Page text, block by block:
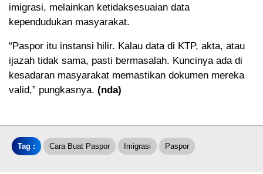
imigrasi, melainkan ketidaksesuaian data
kependudukan masyarakat.
“Paspor itu instansi hilir. Kalau data di KTP, akta, atau
ijazah tidak sama, pasti bermasalah. Kuncinya ada di
kesadaran masyarakat memastikan dokumen mereka
valid,” pungkasnya. (nda)
Tag : Cara Buat Paspor Imigrasi Paspor